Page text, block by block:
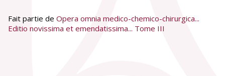
Fait partie de Opera omnia medico-chemico-chirurgica...
Editio novissima et emendatissima... Tome III